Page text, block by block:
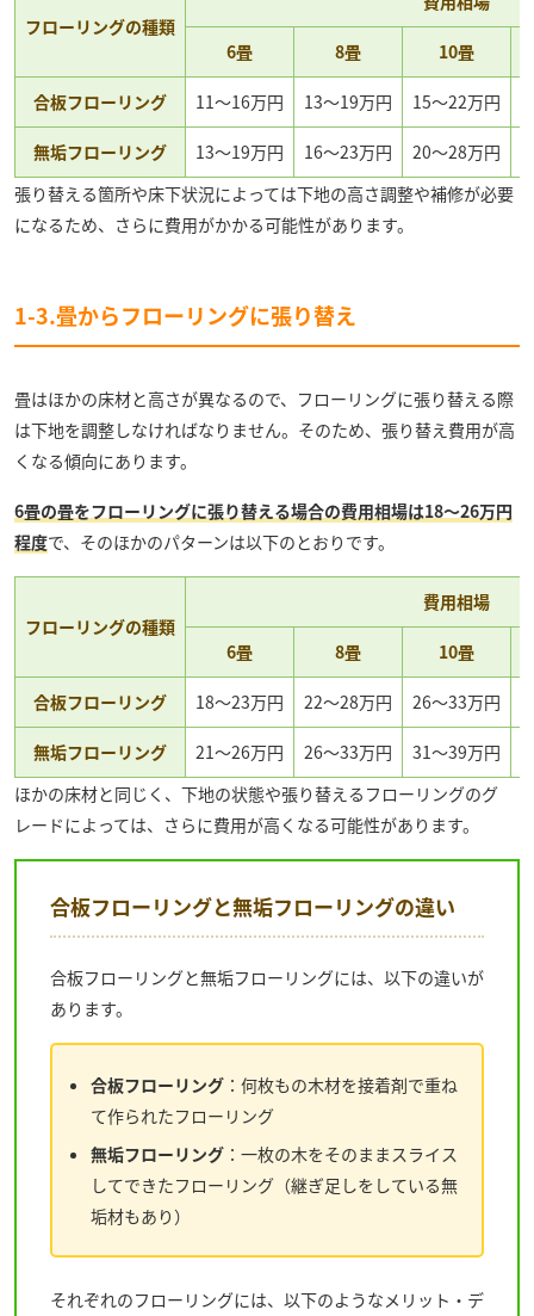
フローリングの種類
6畳 8畳 10畳
合板フローリング 11〜16万円 13〜19万円 15〜22万円
無垢フローリング 13〜19万円 16〜23万円 20〜28万円
張り替える箇所や床下状況によっては下地の高さ調整や補修が必要
になるため、さらに費用がかかる可能性があります。
1-3.畳からフローリングに張り替え
畳はほかの床材と高さが異なるので、フローリングに張り替える際
は下地を調整しなければなりません。そのため、張り替え費用が高
くなる傾向にあります。
6畳の畳をフローリングに張り替える場合の費用相場は18〜26万円
程度で、そのほかのパターンは以下のとおりです。
フローリングの種類
費用相場
6畳 8畳 10畳
合板フローリング 18〜23万円 22〜28万円 26〜33万円
無垢フローリング 21〜26万円 26〜33万円 31〜39万円
ほかの床材と同じく、下地の状態や張り替えるフローリングのグ
レードによっては、さらに費用が高くなる可能性があります。
合板フローリングと無垢フローリングの違い
合板フローリングと無垢フローリングには、以下の違いが
あります。
合板フローリング ：何枚もの木材を接着剤で重ね
て作られたフローリング
無垢フローリング ：一枚の木をそのままスライス
してできたフローリング（継ぎ足しをしている無
垢材もあり）
それぞれのフローリングには、以下のようなメリット・デ